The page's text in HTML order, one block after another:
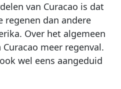
van Curacao is dat
dan andere
Over het algemeen
meer regenval.
wel eens aangeduid